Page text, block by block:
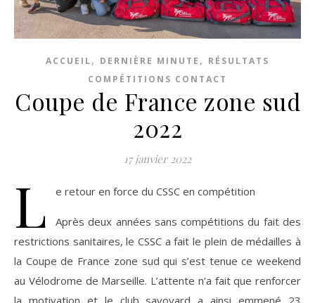
ACCUEIL, DERNIÈRE MINUTE , RÉSULTATS
COMPÉTITIONS CONTACT
Coupe de France zone sud
2022
17 janvier 2022
L e retour en force du CSSC en compétition
Après deux années sans compétitions du fait des
restrictions sanitaires, le CSSC a fait le plein de médailles à
la Coupe de France zone sud qui s’est tenue ce weekend
au Vélodrome de Marseille. L’attente n’a fait que renforcer